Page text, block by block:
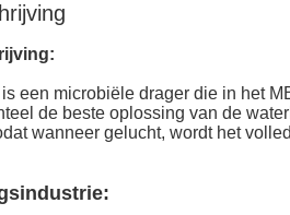
een microbiële drager die in het
de beste oplossing van de
wanneer gelucht, wordt het